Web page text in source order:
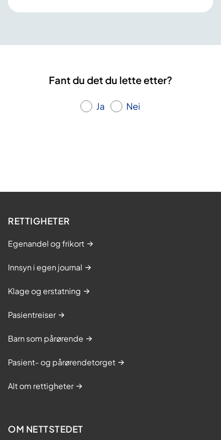
Fant du det du lette etter?
Ja Nei
RETTIGHETER
Egenandel og frikort
Innsyn i egen journal
Klage og erstatning
Pasientreiser
Barn som pårørende
Pasient- og pårørendetorget
Alt om rettigheter
OM NETTSTEDET